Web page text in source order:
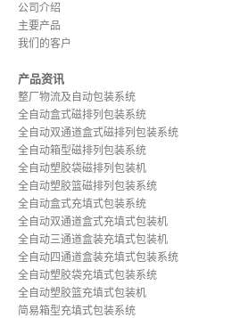
公司介绍
主要产品
我们的客户
产品资讯
整厂物流及自动包装系统
全自动盒式磁排列包装系统
全自动双通道盒式磁排列包装系统
全自动箱型磁排列包装系统
全自动塑胶袋磁排列包装机
全自动塑胶篮磁排列包装系统
全自动盒式充填式包装系统
全自动双通道盒式充填式包装机
全自动三通道盒装充填式包装机
全自动四通道盒装充填式包装系统
全自动塑胶袋充填式包装系统
全自动塑胶篮充填式包装机
简易箱型充填式包装系统